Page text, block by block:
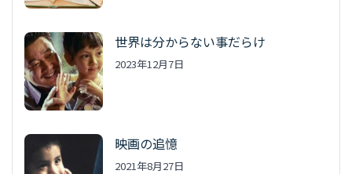
世界は分からない事だらけ
2023年12月7日
映画の追憶
2021年8月27日